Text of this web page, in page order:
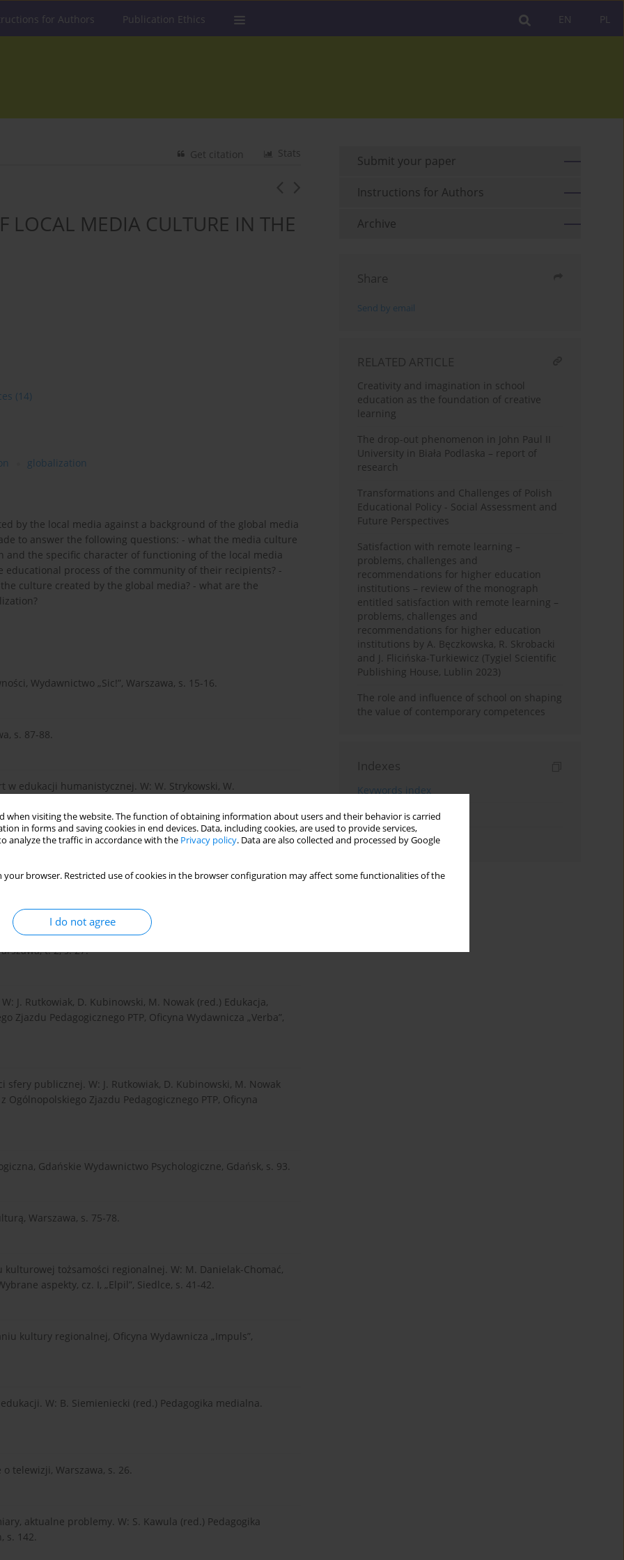
when visiting the website. The function of obtaining information about users and their behavior is carried
in forms and saving cookies in end devices. Data, including cookies, are used to provide services,
analyze the traffic in accordance with the Privacy policy. Data are also collected and processed by Google
your browser. Restricted use of cookies in the browser configuration may affect some functionalities of the
I do not agree
PL
EN
for Authors Publication Ethics
Stats
Get citation
LOCAL MEDIA CULTURE IN THE
(14)
globalization
by the local media against a background of the global media
to answer the following questions: - what the media culture
the specific character of functioning of the local media
process of the community of their recipients? -
culture created by the global media? - what are the
Wydawnictwo „Sic!”, Warszawa, s. 15-16.
s. 87-88.
w edukacji humanistycznej. W: W. Strykowski, W.
wiedzy, Wydaw. eMPi2, Poznań, s. 99-100.
zjawiska oraz pojęcia „Edukacja Kulturowa” w
kultury. Historyczne osiągnięcia, współczesne
Lublin, s. 119.
i edukacji medialnej. W: B. Siemieniecki (red.)
t. 2, s. 27.
J. Rutkowiak, D. Kubinowski, M. Nowak (red.) Edukacja,
Zjazdu Pedagogicznego PTP, Oficyna Wydawnicza „Verba”,
sfery publicznej. W: J. Rutkowiak, D. Kubinowski, M. Nowak
Zjazdu Pedagogicznego PTP, Oficyna
Gdańskie Wydawnictwo Psychologiczne, Gdańsk, s. 93.
Warszawa, s. 75-78.
tożsamości regionalnej. W: M. Danielak-Chomać,
aspekty, cz. I, „Elpil”, Siedlce, s. 41-42.
kultury regionalnej, Oficyna Wydawnicza „Impuls”,
W: B. Siemieniecki (red.) Pedagogika medialna.
telewizji, Warszawa, s. 26.
aktualne problemy. W: S. Kawula (red.) Pedagogika
s. 142.
Submit your paper
Instructions for Authors
Archive
Share
Send by email
RELATED ARTICLE
Creativity and imagination in school
education as the foundation of creative
learning
The drop-out phenomenon in John Paul II
University in Biała Podlaska – report of
research
Transformations and Challenges of Polish
Educational Policy - Social Assessment and
Future Perspectives
Satisfaction with remote learning –
problems, challenges and
recommendations for higher education
institutions – review of the monograph
entitled satisfaction with remote learning –
problems, challenges and
recommendations for higher education
institutions by A. Bęczkowska, R. Skrobacki
and J. Flicińska-Turkiewicz (Tygiel Scientific
Publishing House, Lublin 2023)
The role and influence of school on shaping
the value of contemporary competences
Indexes
Keywords index
Topics index
Authors index